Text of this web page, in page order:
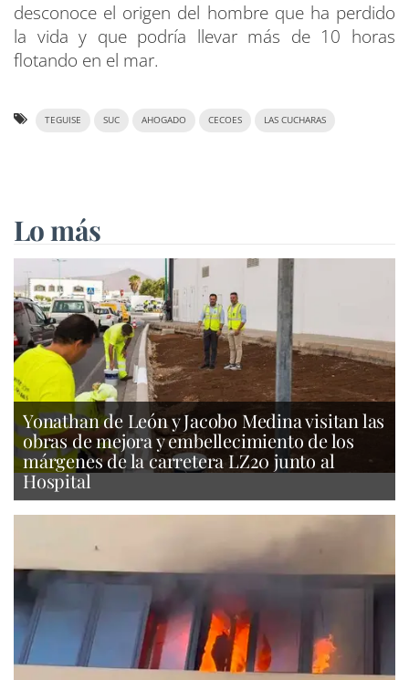
desconoce el origen del hombre que ha perdido
la vida y que podría llevar más de 10 horas
flotando en el mar.
TEGUISE SUC AHOGADO CECOES LAS CUCHARAS
Lo más
Yonathan de León y Jacobo Medina visitan las
obras de mejora y embellecimiento de los
márgenes de la carretera LZ20 junto al
Hospital